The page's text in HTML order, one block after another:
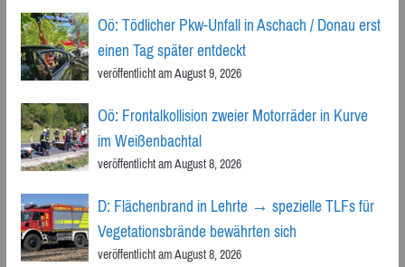
Oö: Tödlicher Pkw-Unfall in Aschach / Donau erst
einen Tag später entdeckt
veröffentlicht am August 9, 2026
Oö: Frontalkollision zweier Motorräder in Kurve
im Weißenbachtal
veröffentlicht am August 8, 2026
D: Flächenbrand in Lehrte → spezielle TLFs für
Vegetationsbrände bewährten sich
veröffentlicht am August 8, 2026